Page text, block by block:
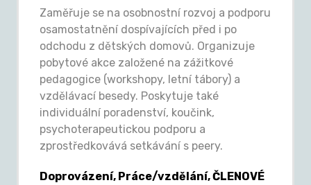
Zaměřuje se na osobnostní rozvoj a podporu
osamostatnění dospívajících před i po
odchodu z dětských domovů. Organizuje
pobytové akce založené na zážitkové
pedagogice (workshopy, letní tábory) a
vzdělávací besedy. Poskytuje také
individuální poradenství, koučink,
psychoterapeutickou podporu a
zprostředkovává setkávání s peery.
Doprovázení, Práce/vzdělání, ČLENOVÉ